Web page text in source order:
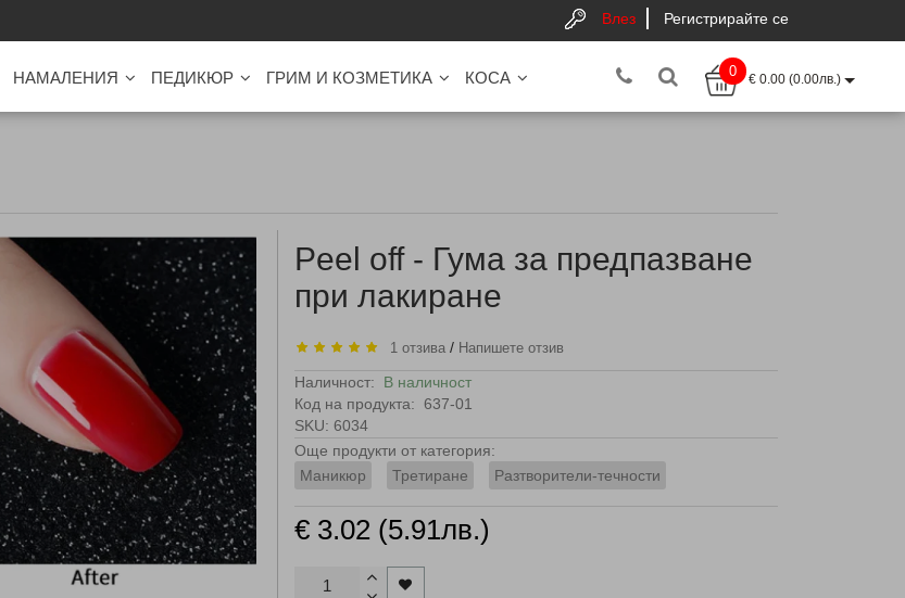
Влез Регистрирайте се
НАМАЛЕНИЯ ПЕДИКЮР ГРИМ И КОЗМЕТИКА КОСА 0
€ 0.00 (0.00лв.)
Peel off - Гума за предпазване
при лакиране
1 отзива / Напишете отзив
Наличност: В наличност
Код на продукта: 637-01
SKU: 6034
Още продукти от категория:
Маникюр
Третиране Разтворители-течности
€ 3.02 (5.91лв.)